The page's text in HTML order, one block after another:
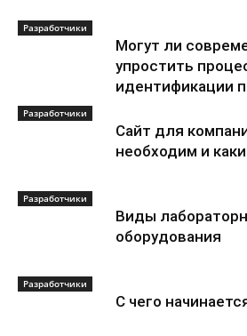
Разработчики
Могут ли
упростить
идентификации
Разработчики
Сайт для
необходим и
Разработчики
Виды
оборудования
Разработчики
С чего